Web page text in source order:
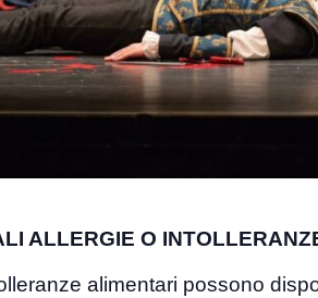
ALLERGIE O
alimentari possono